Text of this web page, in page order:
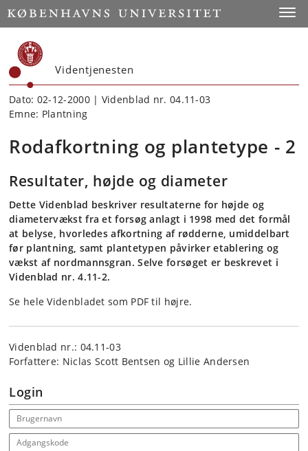
Start
Videntjenesten
Dato: 02-12-2000 | Videnblad nr. 04.11-03
Emne: Plantning
Rodafkortning og plantetype - 2
Resultater, højde og diameter
Dette Videnblad beskriver resultaterne for højde og
diametervækst fra et forsøg anlagt i 1998 med det formål
at belyse, hvorledes afkortning af rødderne, umiddelbart
før plantning, samt plantetypen påvirker etablering og
vækst af nordmannsgran. Selve forsøget er beskrevet i
Videnblad nr. 4.11-2.
Se hele Videnbladet som PDF til højre.
Videnblad nr.: 04.11-03
Forfattere: Niclas Scott Bentsen og Lillie Andersen
Login
Email address
Adgangskode